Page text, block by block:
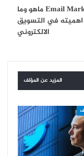
Email Marketing ماهو وما
اهميته في التسويق
الالكتروني
المزيد عن المؤلف